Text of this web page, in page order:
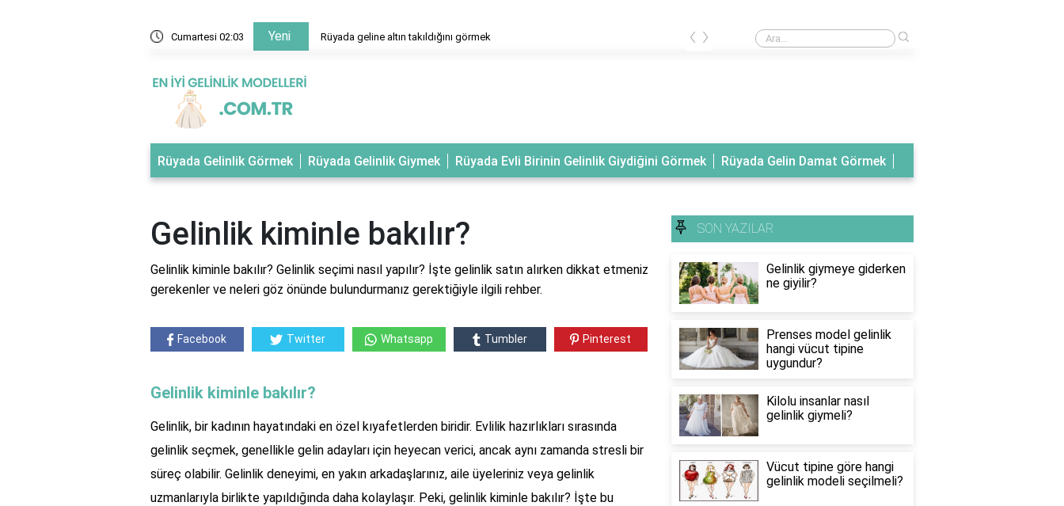
Cumartesi 02:03 Yeni
evlendiğini gelinlik giydiğini görmek Rüyada geline altın takıldığını görmek Rüyada tanıdık birinin gelinlik giydiğini görmek
‹ ›
Rüyada Gelinlik Görmek Rüyada Gelinlik Giymek Rüyada Evli Birinin Gelinlik Giydiğini Görmek Rüyada Gelin Damat Görmek
Gelinlik kiminle bakılır?
Gelinlik kiminle bakılır? Gelinlik seçimi nasıl yapılır? İşte gelinlik satın alırken dikkat etmeniz
gerekenler ve neleri göz önünde bulundurmanız gerektiğiyle ilgili rehber.
Facebook Twitter Whatsapp Tumbler Pinterest
Gelinlik kiminle bakılır?
Gelinlik, bir kadının hayatındaki en özel kıyafetlerden biridir. Evlilik hazırlıkları sırasında
gelinlik seçmek, genellikle gelin adayları için heyecan verici, ancak aynı zamanda stresli bir
süreç olabilir. Gelinlik deneyimi, en yakın arkadaşlarınız, aile üyeleriniz veya gelinlik
uzmanlarıyla birlikte yapıldığında daha kolaylaşır. Peki, gelinlik kiminle bakılır? İşte bu
SON YAZILAR
Gelinlik giymeye giderken
ne giyilir?
Prenses model gelinlik
hangi vücut tipine
uygundur?
Kilolu insanlar nasıl
gelinlik giymeli?
Vücut tipine göre hangi
gelinlik modeli seçilmeli?